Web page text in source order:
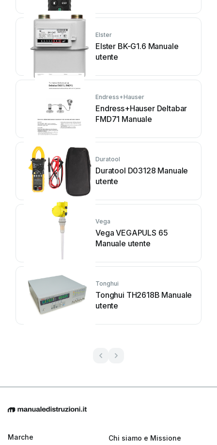
Elster
Elster BK-G1.6 Manuale
utente
Endress+Hauser
Endress+Hauser Deltabar
FMD71 Manuale
Duratool
Duratool D03128 Manuale
utente
Vega
Vega VEGAPULS 65
Manuale utente
Tonghui
Tonghui TH2618B Manuale
utente
Marche Chi siamo e Missione